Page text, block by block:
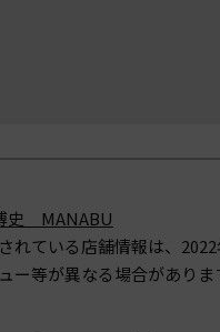
史 MANABU
れている店舗情報は、
ー等が異なる場合があり